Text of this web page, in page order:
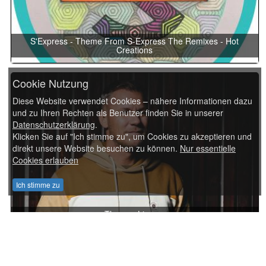
S'Express - Theme From S-Express The Remixes - Hot
Creations
Thomas Lizzara
Cookie Nutzung
Diese Website verwendet Cookies – nähere Informationen dazu
und zu Ihren Rechten als Benutzer finden Sie in unserer
Datenschutzerklärung.
Klicken Sie auf "Ich stimme zu", um Cookies zu akzeptieren und
direkt unsere Website besuchen zu können. Nur essentielle
Cookies erlauben
Ich stimme zu